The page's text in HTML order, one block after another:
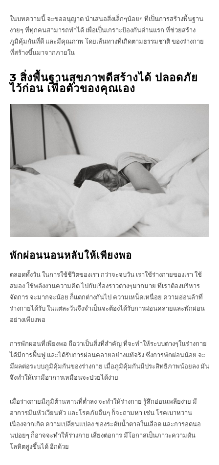
ในบทความนี้ จะขออนุญาต นำเสนอสิ่งเล็กๆน้อยๆ ที่เป็นการสร้างพื้นฐาน
ง่ายๆ ที่ทุกคนสามารถทำได้ เพื่อเป็นเกราะป้องกันด่านแรก ที่ช่วยสร้าง
ภูมิคุ้มกันที่ดี และมีคุณภาพ โดยเส้นทางที่เกิดตามธรรมชาติ ของร่างกาย
ที่สร้างขึ้นมาจากภายใน
3 สิ่งพื้นฐานสุขภาพดีสร้างได้ ปลอดภัย
ไว้ก่อน เพื่อตัวของคุณเอง
พักผ่อนนอนหลับให้เพียงพอ
ตลอดทั้งวัน ในการใช้ชีวิตของเรา กว่าจะจบวัน เราใช้ร่างกายของเรา ใช้
สมอง ใช้พลังงานความคิด ไปกับเรื่องราวต่างๆมากมาย ที่เราต้องบริหาร
จัดการ จะมากจะน้อย ก็แตกต่างกันไป ความเหน็ดเหนื่อย ความอ่อนล้าที่
ร่างกายได้รับ ในแต่ละวันจึงจำเป็นจะต้องได้รับการผ่อนคลายและพักผ่อน
อย่างเพียงพอ
การพักผ่อนที่เพียงพอ ถือว่าเป็นสิ่งที่สำคัญ ที่จะทำให้ระบบต่างๆในร่างกาย
ได้มีการฟื้นฟู และได้รับการผ่อนคลายอย่างแท้จริง ซึ่งการพักผ่อนน้อย จะ
มีผลต่อระบบภูมิคุ้มกันของร่างกาย เมื่อภูมิคุ้มกันมีประสิทธิภาพน้อยลง มัน
จึงทำให้เรามีอาการเหมือนจะป่วยได้ง่าย
เมื่อร่างกายมีภูมิต้านทานที่ต่ำลง จะทำให้ร่างกาย รู้สึกอ่อนเพลียง่าย มี
อาการมึนหัวเวียนหัว และโรคภัยอื่นๆ ก็จะถามหา เช่น โรคเบาหวาน
เนื่องจากเกิด ความเปลี่ยนแปลง ของระดับน้ำตาลในเลือด และการอดนอ
นบ่อยๆ ก็อาจจะทำให้ร่างกาย เสี่ยงต่อการ มีโอกาสเป็นภาวะความดัน
โลหิตสูงขึ้นได้ อีกด้วย